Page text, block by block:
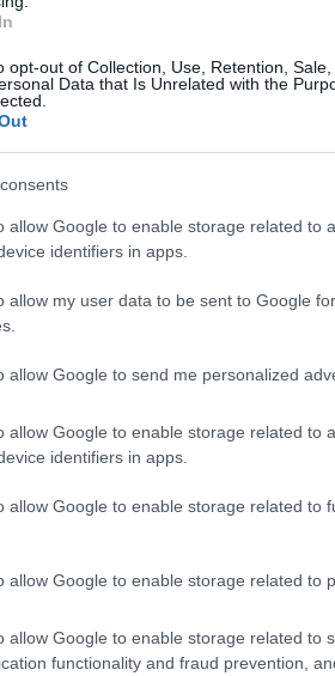
opt-out of Collection, Use, Retention,
Data that Is Unrelated with the
allow Google to enable storage related to
identifiers in apps.
allow my user data to be sent to Google
allow Google to send me personalized
allow Google to enable storage related to
identifiers in apps.
allow Google to enable storage related to
allow Google to enable storage related to
allow Google to enable storage related to
functionality and fraud prevention,
a mezőny közepén: az AI tehát nem
elintézi a ChatGPT új
a ChaftGPT-re
A Stanford Egyetemkutatása
az AI-jal való interakciót
szorongása miatt, és a
ő esete sajnos nem kivétel, számos
de nem helyettesítheti az